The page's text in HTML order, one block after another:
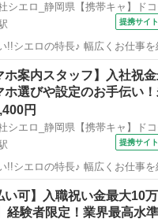
提携サイト
ーターがあなたの希望をしっ
き合います！ ＼＼うれしい高
岡駅 携帯ショップ
ホ案内スタッフ】入社祝
選びや設定のお手伝い
円
提携サイト
ーターがあなたの希望をしっ
き合います！ ＼＼うれしい高収
岡駅 携帯ショップ
い可】入職祝い金最大10
経験者限定！業界最高水